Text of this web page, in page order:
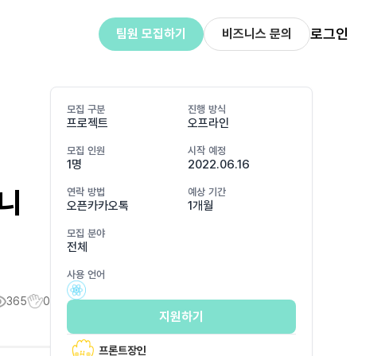
팀원 모집하기 비즈니스 문의 로그인
365 0
모집 구분
프로젝트
진행 방식
오프라인
모집 인원
1명
시작 예정
2022.06.16
연락 방법
오픈카카오톡
예상 기간
1개월
모집 분야
전체
사용 언어
지원하기
프론트장인